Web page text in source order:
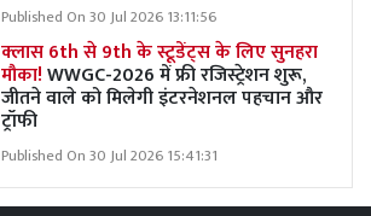
Published On 30 Jul 2026 13:11:56
क्लास 6th से 9th के स्टूडेंट्स के लिए सुनहरा
मौका!WWGC-2026 में फ्री रजिस्ट्रेशन शुरू,
जीतने वाले को मिलेगी इंटरनेशनल पहचान और
ट्रॉफी
Published On 30 Jul 2026 15:41:31